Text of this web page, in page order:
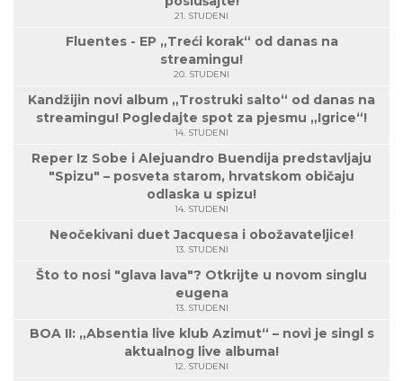
21. STUDENI
Fluentes - EP „Treći korak“ od danas na
streamingu!
20. STUDENI
Kandžijin novi album „Trostruki salto“ od danas na
streamingu! Pogledajte spot za pjesmu „Igrice“!
14. STUDENI
Reper Iz Sobe i Alejuandro Buendija predstavljaju
"Spizu" – posveta starom, hrvatskom običaju
odlaska u spizu!
14. STUDENI
Neočekivani duet Jacquesa i obožavateljice!
13. STUDENI
Što to nosi "glava lava"? Otkrijte u novom singlu
eugena
13. STUDENI
BOA II: „Absentia live klub Azimut“ – novi je singl s
aktualnog live albuma!
12. STUDENI